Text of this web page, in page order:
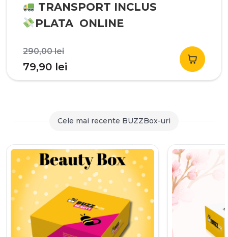
TRANSPORT INCLUS
PLATA ONLINE
290,00leiPrețul
inițial
a
290,00 lei.
79,90 lei
curent
79,90 lei.
Cele mai recente BUZZBox-uri